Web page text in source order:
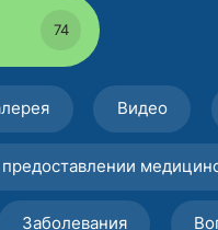
74
Видео
Заболевания